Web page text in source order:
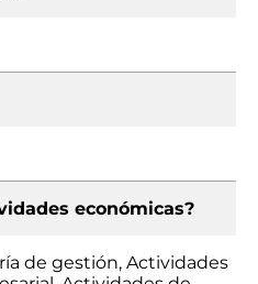
económicas?
de gestión, Actividades